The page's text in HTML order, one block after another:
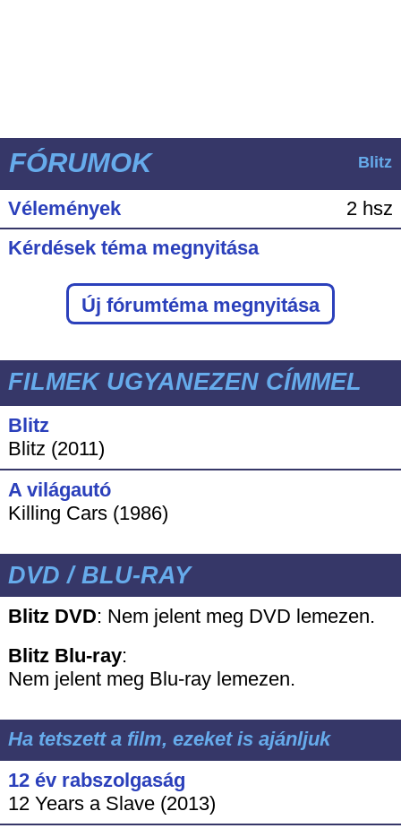
FÓRUMOK Blitz
Vélemények
2 hsz
Kérdések téma megnyitása
Új fórumtéma megnyitása
FILMEK UGYANEZEN CÍMMEL
Blitz
Blitz (2011)
A világautó
Killing Cars (1986)
DVD / BLU-RAY
Blitz DVD: Nem jelent meg DVD lemezen.
Blitz Blu-ray:
Nem jelent meg Blu-ray lemezen.
Ha tetszett a film, ezeket is ajánljuk
12 év rabszolgaság
12 Years a Slave (2013)